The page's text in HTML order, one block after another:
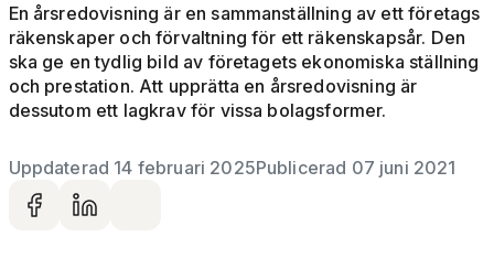
En årsredovisning är en sammanställning av ett företags
räkenskaper och förvaltning för ett räkenskapsår. Den
ska ge en tydlig bild av företagets ekonomiska ställning
och prestation. Att upprätta en årsredovisning är
dessutom ett lagkrav för vissa bolagsformer.
Uppdaterad 14 februari 2025Publicerad 07 juni 2021
Dela på facebook
Dela på LinkedIn